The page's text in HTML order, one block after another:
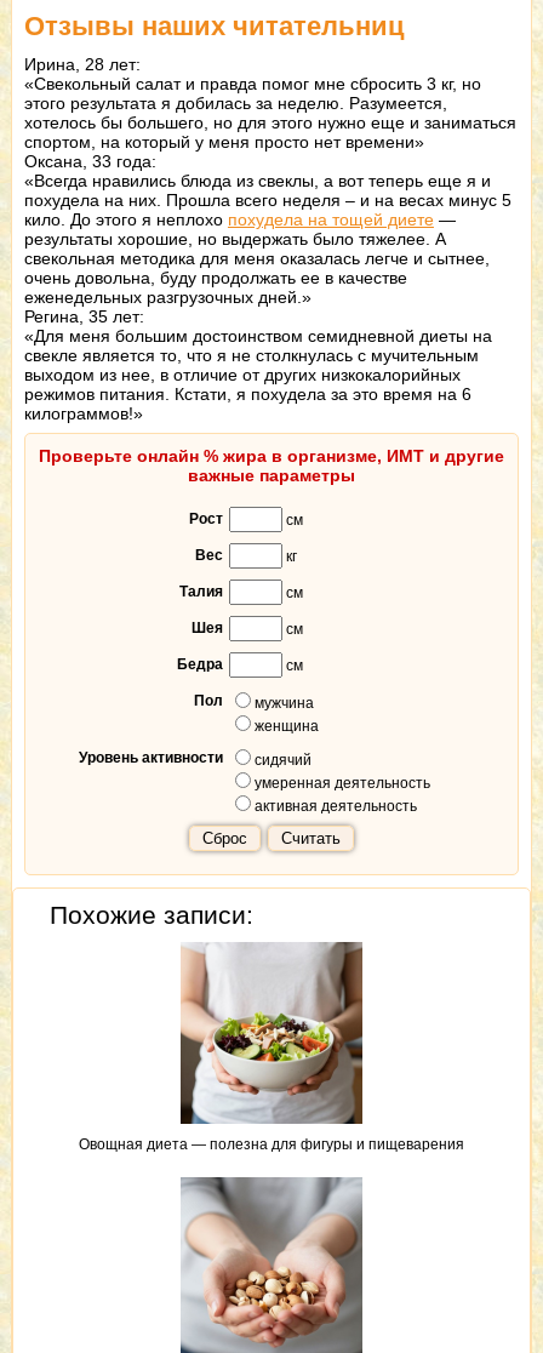
Отзывы наших читательниц
Ирина, 28 лет:
«Свекольный салат и правда помог мне сбросить 3 кг, но
этого результата я добилась за неделю. Разумеется,
хотелось бы большего, но для этого нужно еще и заниматься
спортом, на который у меня просто нет времени»
Оксана, 33 года:
«Всегда нравились блюда из свеклы, а вот теперь еще я и
похудела на них. Прошла всего неделя – и на весах минус 5
кило. До этого я неплохо похудела на тощей диете—
результаты хорошие, но выдержать было тяжелее. А
свекольная методика для меня оказалась легче и сытнее,
очень довольна, буду продолжать ее в качестве
еженедельных разгрузочных дней.»
Регина, 35 лет:
«Для меня большим достоинством семидневной диеты на
свекле является то, что я не столкнулась с мучительным
выходом из нее, в отличие от других низкокалорийных
режимов питания. Кстати, я похудела за это время на 6
килограммов!»
Проверьте онлайн % жира в организме, ИМТ и другие
важные параметры
Рост см
Вес кг
Талия см
Шея см
Бедра см
Пол
мужчина
женщина
Уровень активности
сидячий
умеренная деятельность
активная деятельность
Сброс Считать
Похожие записи:
Овощная диета — полезна для фигуры и пищеварения